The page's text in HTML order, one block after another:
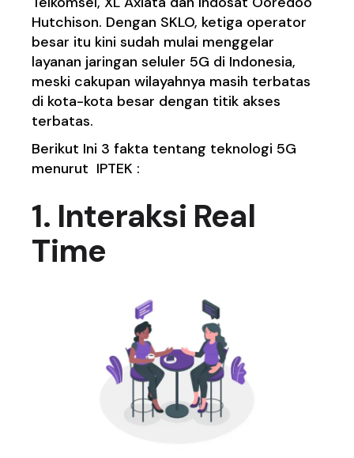
Hutchison. Dengan SKLO, ketiga operator
besar itu kini sudah mulai menggelar
layanan jaringan seluler 5G di Indonesia,
meski cakupan wilayahnya masih terbatas
di kota-kota besar dengan titik akses
terbatas.
Berikut Ini 3 fakta tentang teknologi 5G
menurut IPTEK :
1. Interaksi Real
Time